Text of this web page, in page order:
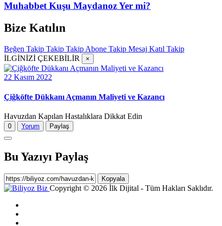
Muhabbet Kuşu Maydanoz Yer mi?
Bize Katılın
Beğen Takip Takip Takip Abone Takip Mesaj Katıl Takip
İLGİNİZİ ÇEKEBİLİR
×
22 Kasım 2022
Çiğköfte Dükkanı Açmanın Maliyeti ve Kazancı
Havuzdan Kapılan Hastalıklara Dikkat Edin
0 Yorum Paylaş
Bu Yazıyı Paylaş
Kopyala
Copyright © 2026 İlk Dijital - Tüm Hakları Saklıdır.